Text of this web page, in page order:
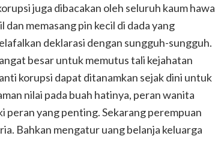
juga dibacakan oleh seluruh kaum hawa
memasang pin kecil di dada yang
deklarasi dengan sungguh-sungguh.
besar untuk memutus tali kejahatan
korupsi dapat ditanamkan sejak dini untuk
nilai pada buah hatinya, peran wanita
peran yang penting. Sekarang perempuan
Bahkan mengatur uang belanja keluarga